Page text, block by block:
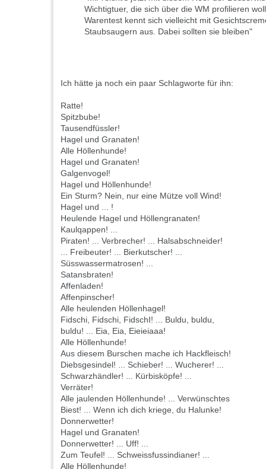
Wichtigtuer, die sich über die WM profilieren
Warentest kennt sich vielleicht mit
Staubsaugern aus. Dabei sollten sie bleiben"
Ich hätte ja noch ein paar Schlagworte für ihn:
Ratte!
Spitzbube!
Tausendfüssler!
Hagel und Granaten!
Alle Höllenhunde!
Hagel und Granaten!
Galgenvogel!
Hagel und Höllenhunde!
Ein Sturm? Nein, nur eine Mütze voll Wind!
Hagel und ... !
Heulende Hagel und Höllengranaten!
Kaulqappen! ...
Piraten! ... Verbrecher! ... Halsabschneider!
... Freibeuter! ... Bierkutscher! ...
Süsswassermatrosen! ...
Satansbraten!
Affenladen!
Affenpinscher!
Alle heulenden Höllenhagel!
Fidschi, Fidschi, FidschI! ... Buldu, buldu,
buldu! ... Eia, Eia, Eieieiaaa!
Alle Höllenhunde!
Aus diesem Burschen mache ich Hackfleisch!
Diebsgesindel! ... Schieber! ... Wucherer! ...
Schwarzhändler! ... Kürbisköpfe! ...
Verräter!
Alle jaulenden Höllenhunde! ... Verwünschtes
Biest! ... Wenn ich dich kriege, du Halunke!
Donnerwetter!
Hagel und Granaten!
Donnerwetter! ... Uff! ...
Zum Teufel! ... Schweissfussindianer! ...
Alle Höllenhunde!